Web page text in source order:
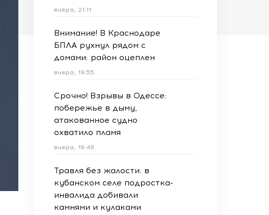
вчера, 21:11
Внимание! В Краснодаре
БПЛА рухнул рядом с
домами: район оцеплен
вчера, 19:55
Срочно! Взрывы в Одессе:
побережье в дыму,
атакованное судно
охватило пламя
вчера, 19:49
Травля без жалости: в
кубанском селе подростка-
инвалида добивали
камнями и кулаками